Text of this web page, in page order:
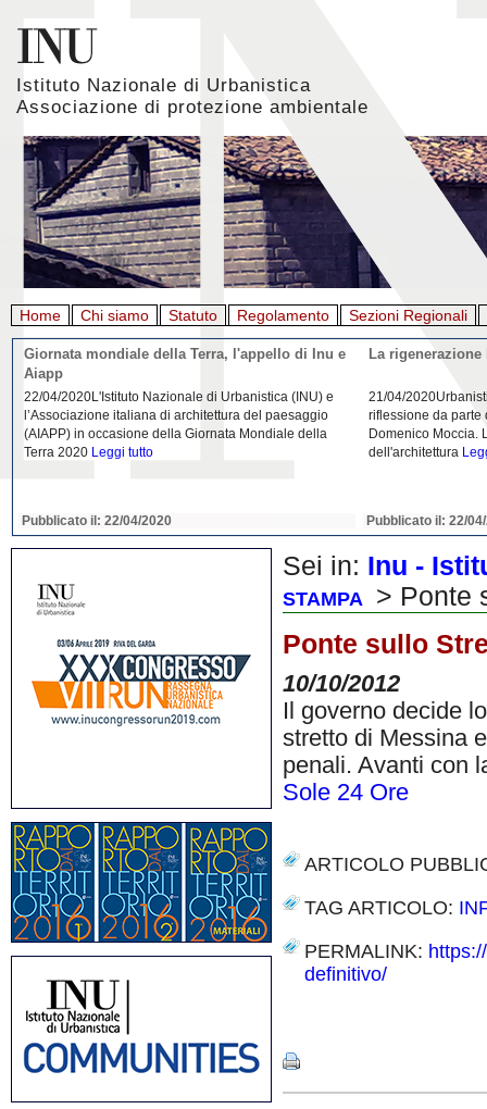
Istituto Nazionale di Urbanistica
Associazione di protezione ambientale
Home Chi siamo Statuto Regolamento Sezioni Regionali
Giornata mondiale della Terra, l'appello di Inu e
Aiapp
22/04/2020L'Istituto Nazionale di Urbanistica (INU) e
l’Associazione italiana di architettura del paesaggio
(AIAPP) in occasione della Giornata Mondiale della
Terra 2020 Leggi tutto
Pubblicato il: 22/04/2020
La
21/04/
riflessione da parte
Domenico Moccia.
dell'architettura
Pubblicato il: 22/
Sei in: Inu -
STAMPA
> Ponte
Ponte sullo
10/10/2012
Il governo decide
stretto di Messina
penali. Avanti con
Sole 24 Ore
ARTICOLO
TAG ARTICOLO:
PERMALINK:
definitivo/